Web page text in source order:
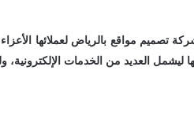
تصميم مواقع بالرياض لعملائها
العديد من الخدمات الإلكترونية،